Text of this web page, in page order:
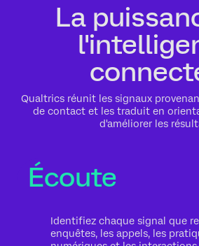
La
Qualtrics réunit les signaux
de contact et les traduit en
d'améliorer les
Écoute
Identifiez chaque signal que
enquêtes, les appels, les